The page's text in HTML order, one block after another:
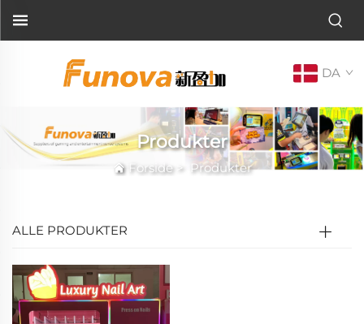
DA
Produkter
Forside> Produkter
ALLE PRODUKTER